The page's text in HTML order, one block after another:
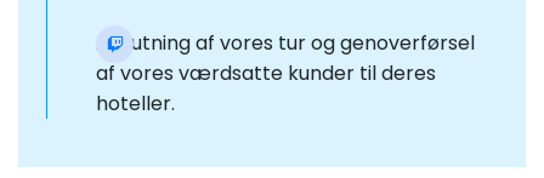
Afslutning af vores tur og genoverførsel
af vores værdsatte kunder til deres
hoteller.